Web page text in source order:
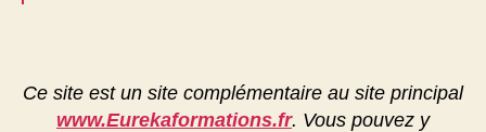
Ce site est un site complémentaire au site principal
www.Eurekaformations.fr. Vous pouvez y